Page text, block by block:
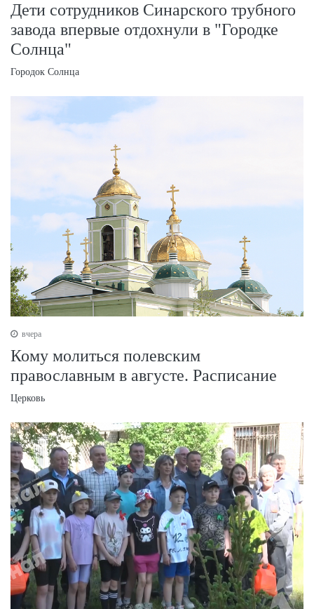
Дети сотрудников Синарского трубного
завода впервые отдохнули в "Городке
Солнца"
Городок Солнца
вчера
Кому молиться полевским
православным в августе. Расписание
Церковь